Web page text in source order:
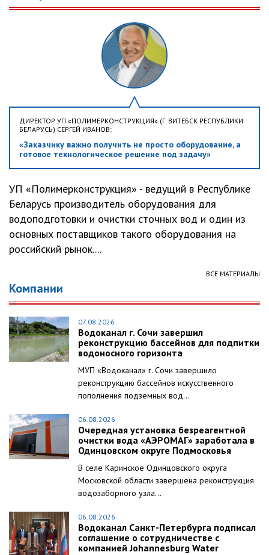
ДИРЕКТОР УП «ПОЛИМЕРКОНСТРУКЦИЯ» (Г. ВИТЕБСК РЕСПУБЛИКИ
БЕЛАРУСЬ) СЕРГЕЙ ИВАНОВ:
«Заказчику важно получить не просто оборудование, а
готовое технологическое решение под задачу»
УП «Полимерконструкция» - ведущий в Республике
Беларусь производитель оборудования для
водоподготовки и очистки сточных вод и один из
основных поставщиков такого оборудования на
российский рынок....
ВСЕ МАТЕРИАЛЫ
Компании
07.08.2026
Водоканал г. Сочи завершил
реконструкцию бассейнов для подпитки
водоносного горизонта
МУП «Водоканал» г. Сочи завершило
реконструкцию бассейнов искусственного
пополнения подземных вод...
06.08.2026
Очередная установка безреагентной
очистки вода «АЭРОМАГ» заработала в
Одинцовском округе Подмосковья
В селе Каринское Одинцовского округа
Московской области завершена реконструкция
водозаборного узла...
06.08.2026
Водоканал Санкт-Петербурга подписал
соглашение о сотрудничестве с
компанией Johannesburg Water